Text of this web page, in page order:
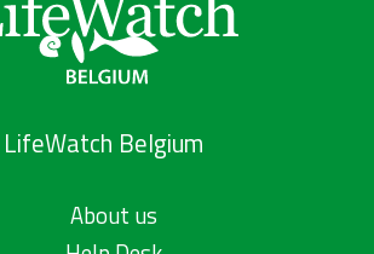
LifeWatch Belgium
About us